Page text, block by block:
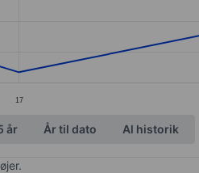
to 5660.
17
år År til dato Al historik